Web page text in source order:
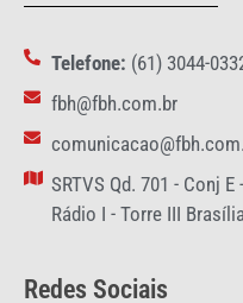
Telefone: (61) 3044-
fbh@fbh.com.br
SRTVS Qd. 701 - Conj
Rádio I - Torre III
Redes Sociais